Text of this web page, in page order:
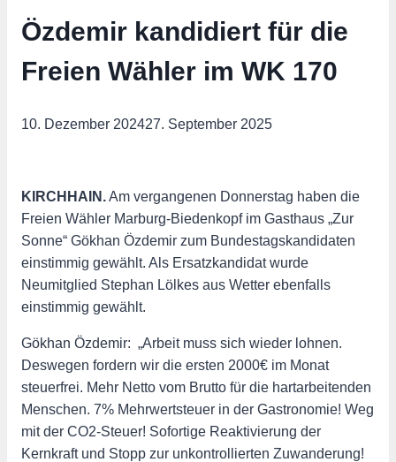
Özdemir kandidiert für die
Freien Wähler im WK 170
10. Dezember 202427. September 2025
KIRCHHAIN.Am vergangenen Donnerstag haben die
Freien Wähler Marburg-Biedenkopf im Gasthaus „Zur
Sonne“ Gökhan Özdemir zum Bundestagskandidaten
einstimmig gewählt. Als Ersatzkandidat wurde
Neumitglied Stephan Lölkes aus Wetter ebenfalls
einstimmig gewählt.
Gökhan Özdemir: „Arbeit muss sich wieder lohnen.
Deswegen fordern wir die ersten 2000€ im Monat
steuerfrei. Mehr Netto vom Brutto für die hartarbeitenden
Menschen. 7% Mehrwertsteuer in der Gastronomie! Weg
mit der CO2-Steuer! Sofortige Reaktivierung der
Kernkraft und Stopp zur unkontrollierten Zuwanderung!